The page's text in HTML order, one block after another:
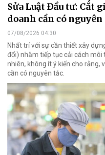
Sửa Luật Đầu tư: Cắt
doanh cần có nguyên
07/08/2026 04:30
Nhất trí với sự cần thiết xây
đổi) nhằm tiếp tục cải cách
nhiên, không ít ý kiến cho rằng,
cần có nguyên tắc.